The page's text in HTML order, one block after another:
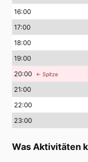
16:00
17:00
18:00
19:00
20:00 ← Spitze
21:00
22:00
23:00
Was Aktivitäten